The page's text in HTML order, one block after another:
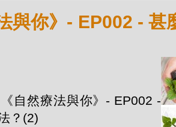
與你》- EP002 -
自然療法與你》- EP002 -
？(2)